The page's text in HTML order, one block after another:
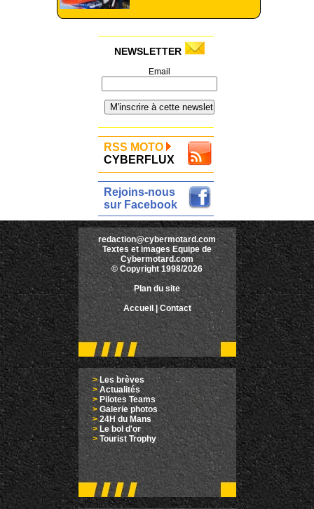
NEWSLETTER
Email
RSS MOTO
CYBERFLUX
Rejoins-nous
sur Facebook
redaction@cybermotard.com
Textes et images Equipe de
Cybermotard.com
© Copyright 1998/2026
Plan du site
Accueil |Contact
>Les brèves
> Actualités
> Pilotes Teams
>Galerie photos
>24H du Mans
>Le bol d'or
> Tourist Trophy